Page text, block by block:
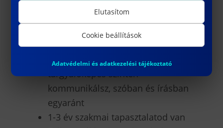
stb.), valamint nem okoz
problémát jogszabályok
értelmezése, akár angol nyelven is
Angol nyelven magabiztosan,
tárgyalóképes szinten
kommunikálsz, szóban és írásban
egyaránt
1-3 év szakmai tapasztalatod van
Elutasítom
Cookie beállítások
Adatvédelmi és adatkezelési tájékoztató